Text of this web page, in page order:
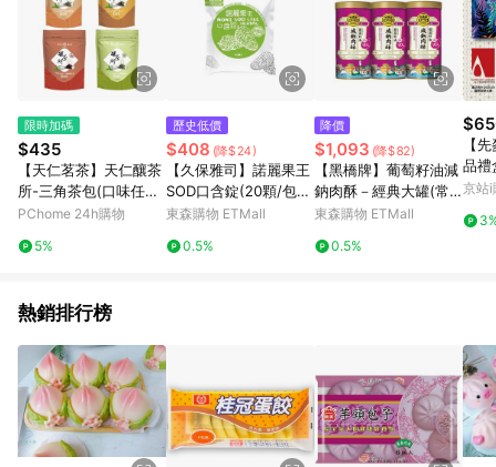
限時加碼
$435
【天仁茗茶】天仁釀茶
所-三角茶包(口味任選)
x3包
PChome 24h購物
5%
歷史低價
$408 (降$24)
【久保雅司】諾麗果王
SOD口含錠(20顆/包x3
包)
東森購物 ETMall
0.5%
降價
$1,093 (降$82)
【黑橋牌】葡萄籽油減
鈉肉酥－經典大罐(常
溫), 3罐/組
東森購物 ETMall
0.5%
【
品禮
2、
餅*3
京站i
熱銷排行榜